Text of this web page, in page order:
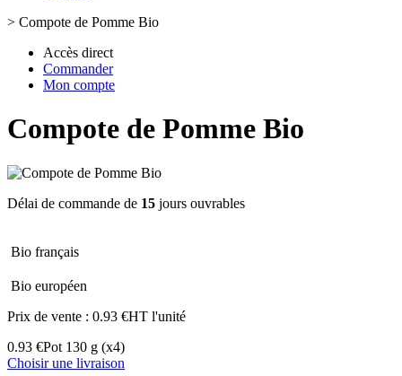
> Compote de Pomme Bio
Accès direct
Commander
Mon compte
Compote de Pomme Bio
Délai de commande de 15 jours ouvrables
Bio français
Bio européen
Prix de vente : 0.93 €HT l'unité
0.93 €Pot 130 g (x4)
Choisir une livraison